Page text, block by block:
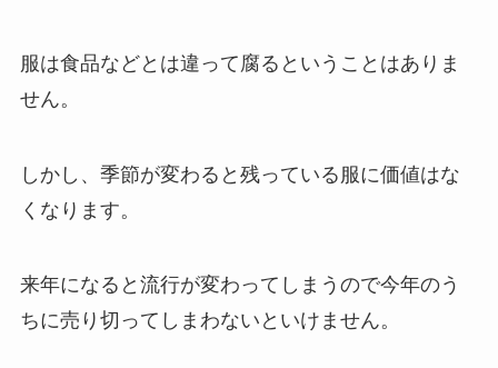
服は食品などとは違って腐るということはありま
せん。
しかし、季節が変わると残っている服に価値はな
くなります。
来年になると流行が変わってしまうので今年のう
ちに売り切ってしまわないといけません。